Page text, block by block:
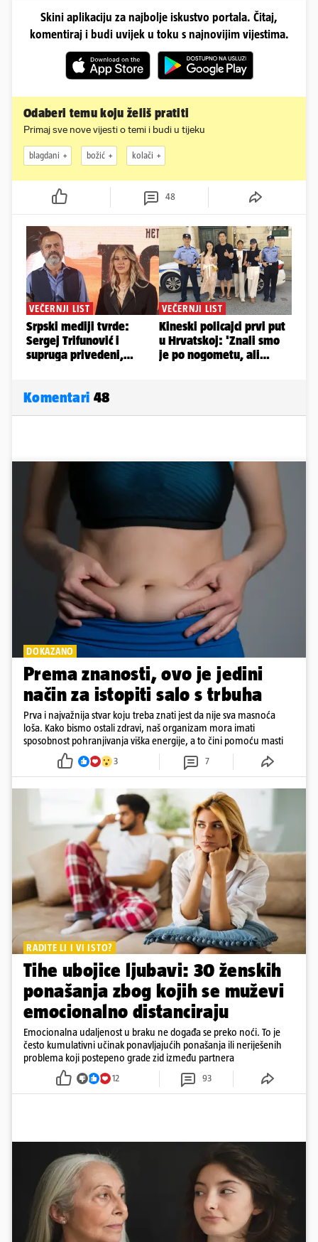
Skini aplikaciju za najbolje iskustvo portala. Čitaj,
komentiraj i budi uvijek u toku s najnovijim vijestima.
Odaberi temu koju želiš pratiti
Primaj sve nove vijesti o temi i budi u tijeku
blagdani božić kolači
48
Komentari 48
DOKAZANO
Prema znanosti, ovo je jedini
način za istopiti salo s trbuha
Prva i najvažnija stvar koju treba znati jest da nije sva masnoća
loša. Kako bismo ostali zdravi, naš organizam mora imati
sposobnost pohranjivanja viška energije, a to čini pomoću masti
3 7
RADITE LI I VI ISTO?
Tihe ubojice ljubavi: 30 ženskih
ponašanja zbog kojih se muževi
emocionalno distanciraju
Emocionalna udaljenost u braku ne događa se preko noći. To je
često kumulativni učinak ponavljajućih ponašanja ili neriješenih
problema koji postepeno grade zid između partnera
12 93